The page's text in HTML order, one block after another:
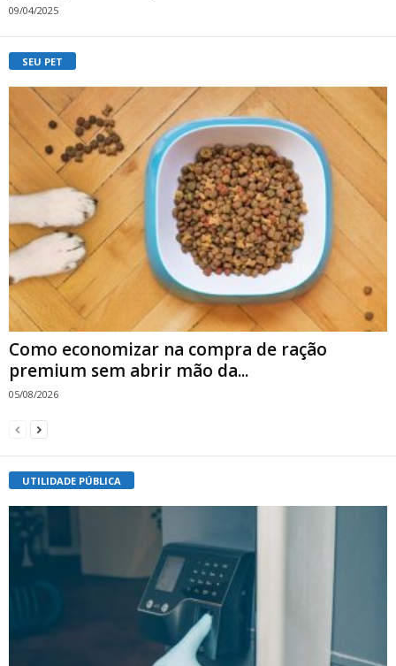
09/04/2025
SEU PET
Como economizar na compra de ração
premium sem abrir mão da...
05/08/2026
UTILIDADE PÚBLICA